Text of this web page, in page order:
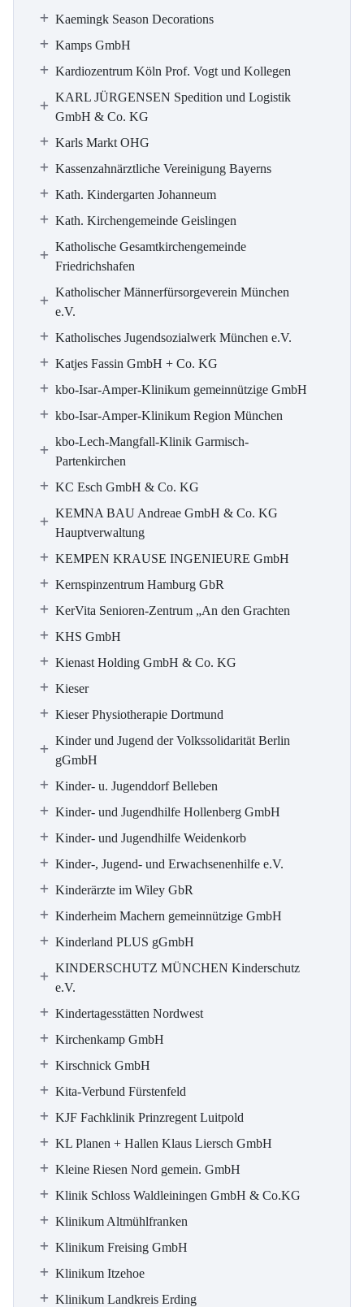
Kaemingk Season Decorations
Kamps GmbH
Kardiozentrum Köln Prof. Vogt und Kollegen
KARL JÜRGENSEN Spedition und Logistik
GmbH & Co. KG
Karls Markt OHG
Kassenzahnärztliche Vereinigung Bayerns
Kath. Kindergarten Johanneum
Kath. Kirchengemeinde Geislingen
Katholische Gesamtkirchengemeinde
Friedrichshafen
Katholischer Männerfürsorgeverein München
e.V.
Katholisches Jugendsozialwerk München e.V.
Katjes Fassin GmbH + Co. KG
kbo-Isar-Amper-Klinikum gemeinnützige GmbH
kbo-Isar-Amper-Klinikum Region München
kbo-Lech-Mangfall-Klinik Garmisch-
Partenkirchen
KC Esch GmbH & Co. KG
KEMNA BAU Andreae GmbH & Co. KG
Hauptverwaltung
KEMPEN KRAUSE INGENIEURE GmbH
Kernspinzentrum Hamburg GbR
KerVita Senioren-Zentrum „An den Grachten
KHS GmbH
Kienast Holding GmbH & Co. KG
Kieser
Kieser Physiotherapie Dortmund
Kinder und Jugend der Volkssolidarität Berlin
gGmbH
Kinder- u. Jugenddorf Belleben
Kinder- und Jugendhilfe Hollenberg GmbH
Kinder- und Jugendhilfe Weidenkorb
Kinder-, Jugend- und Erwachsenenhilfe e.V.
Kinderärzte im Wiley GbR
Kinderheim Machern gemeinnützige GmbH
Kinderland PLUS gGmbH
KINDERSCHUTZ MÜNCHEN Kinderschutz
e.V.
Kindertagesstätten Nordwest
Kirchenkamp GmbH
Kirschnick GmbH
Kita-Verbund Fürstenfeld
KJF Fachklinik Prinzregent Luitpold
KL Planen + Hallen Klaus Liersch GmbH
Kleine Riesen Nord gemein. GmbH
Klinik Schloss Waldleiningen GmbH & Co.KG
Klinikum Altmühlfranken
Klinikum Freising GmbH
Klinikum Itzehoe
Klinikum Landkreis Erding